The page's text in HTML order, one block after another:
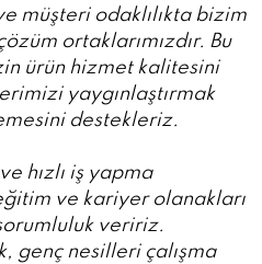
müşteri odaklılıkta bizim
ortaklarımızdır. Bu
ürün hizmet kalitesini
yaygınlaştırmak
destekleriz.
hızlı iş yapma
ve kariyer olanakları
veririz.
genç nesilleri çalışma